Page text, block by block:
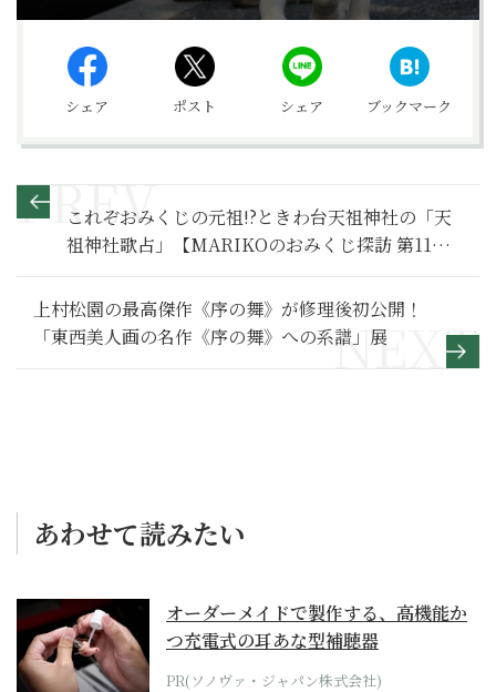
シェア ポスト シェア ブックマーク
これぞおみくじの元祖!?ときわ台天祖神社の「天
祖神社歌占」【MARIKOのおみくじ探訪 第11
回】
上村松園の最高傑作《序の舞》が修理後初公開！
「東西美人画の名作《序の舞》への系譜」展
あわせて読みたい
オーダーメイドで製作する、高機能か
つ充電式の耳あな型補聴器
PR(ソノヴァ・ジャパン株式会社)